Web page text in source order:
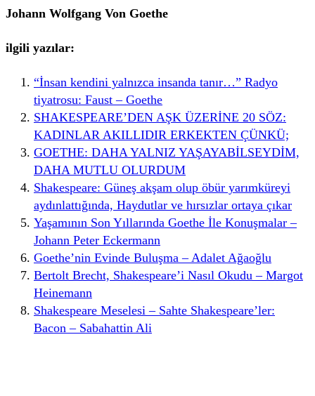
Johann Wolfgang Von Goethe
ilgili yazılar:
“İnsan kendini yalnızca insanda tanır…” Radyo
tiyatrosu: Faust – Goethe
SHAKESPEARE’DEN AŞK ÜZERİNE 20 SÖZ:
KADINLAR AKILLIDIR ERKEKTEN ÇÜNKÜ;
GOETHE: DAHA YALNIZ YAŞAYABİLSEYDİM,
DAHA MUTLU OLURDUM
Shakespeare: Güneş akşam olup öbür yarımküreyi
aydınlattığında, Haydutlar ve hırsızlar ortaya çıkar
Yaşamının Son Yıllarında Goethe İle Konuşmalar –
Johann Peter Eckermann
Goethe’nin Evinde Buluşma – Adalet Ağaoğlu
Bertolt Brecht, Shakespeare’i Nasıl Okudu – Margot
Heinemann
Shakespeare Meselesi – Sahte Shakespeare’ler:
Bacon – Sabahattin Ali